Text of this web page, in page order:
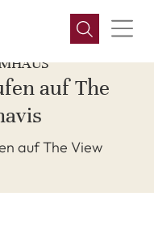
auf The
auf The View